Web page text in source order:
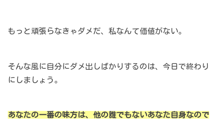
もっと頑張らなきゃダメだ、私なんて価値がない。
そんな風に自分にダメ出しばかりするのは、今日で終わり
にしましょう。
あなたの一番の味方は、他の誰でもないあなた自身なので